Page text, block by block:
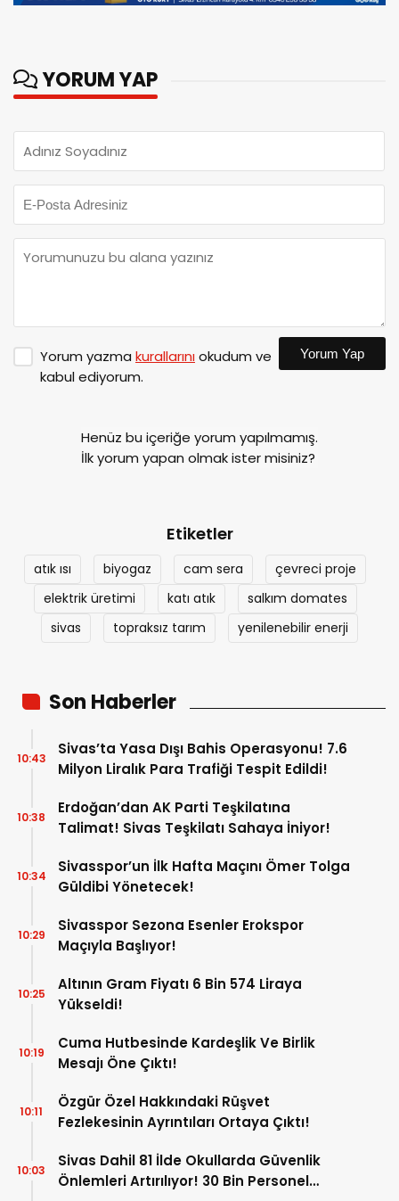
YORUM YAP
Yorum yazma kurallarınıokudum ve
kabul ediyorum.
Yorum Yap
Henüz bu içeriğe yorum yapılmamış.
İlk yorum yapan olmak ister misiniz?
Etiketler
atık ısı biyogaz cam sera
çevreci proje
elektrik üretimi
katı atık
salkım domates
sivas
topraksız tarım yenilenebilir enerji
Son Haberler
Sivas’ta Yasa Dışı Bahis Operasyonu! 7.6
Milyon Liralık Para Trafiği Tespit Edildi!
10:43
Erdoğan’dan AK Parti Teşkilatına
Talimat! Sivas Teşkilatı Sahaya İniyor!
10:38
Sivasspor’un İlk Hafta Maçını Ömer Tolga
Güldibi Yönetecek!
10:34
Sivasspor Sezona Esenler Erokspor
Maçıyla Başlıyor!
10:29
Altının Gram Fiyatı 6 Bin 574 Liraya
Yükseldi!
10:25
Cuma Hutbesinde Kardeşlik Ve Birlik
Mesajı Öne Çıktı!
10:19
Özgür Özel Hakkındaki Rüşvet
Fezlekesinin Ayrıntıları Ortaya Çıktı!
10:11
Sivas Dahil 81 İlde Okullarda Güvenlik
Önlemleri Artırılıyor! 30 Bin Personel
10:03